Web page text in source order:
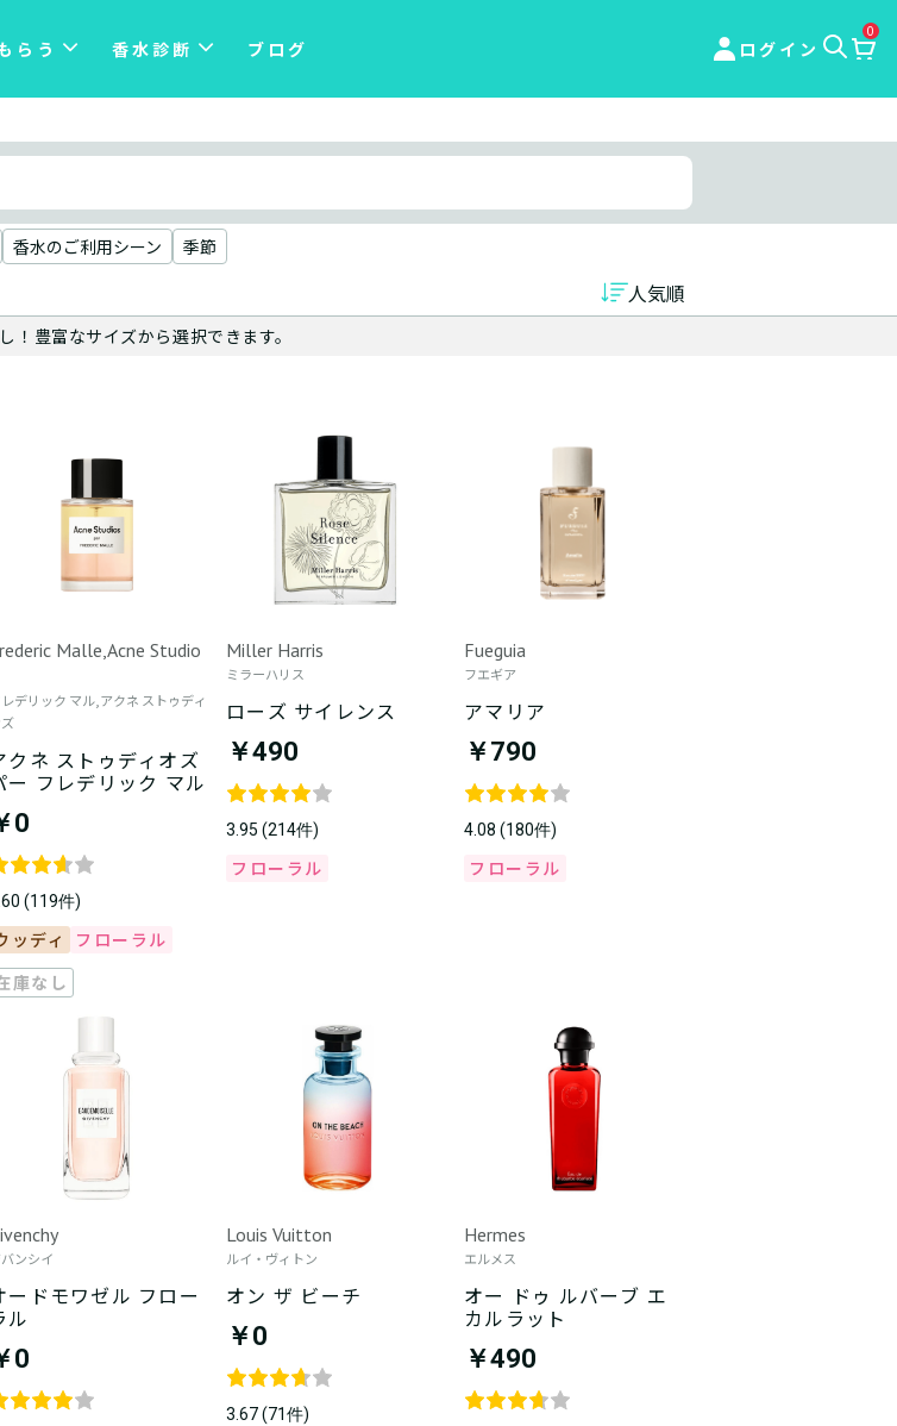
らう 香水診断 ブログ ログイン
0
香水のご利用シーン 季節
人気順
！豊富なサイズから選択できます。
Malle,Acne Studio
デリック マル,アクネ ストゥディ
クネ ストゥディオズ
ー フレデリック マル
0
(119件)
ッディ
フローラル
庫なし
Miller Harris
ミラーハリス
ローズ サイレンス
￥490
3.95 (214件)
フローラル
Fueguia
フエギア
アマリア
￥790
4.08 (180件)
フローラル
ンシイ
ードモワゼル フロー
ル
0
Louis Vuitton
ルイ・ヴィトン
オン ザ ビーチ
￥0
3.67 (71件)
Hermes
エルメス
オー ドゥ ルバーブ エ
カルラット
￥490